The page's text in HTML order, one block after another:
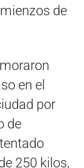
de
en el
por
de
250 kilos,